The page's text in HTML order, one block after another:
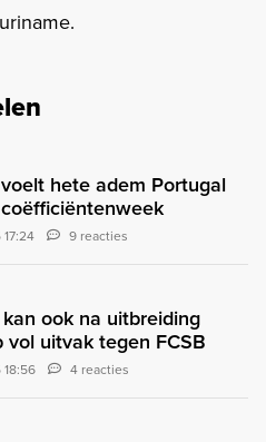
hete adem Portugal
9 reacties
ook na uitbreiding
vol uitvak tegen FCSB
4 reacties